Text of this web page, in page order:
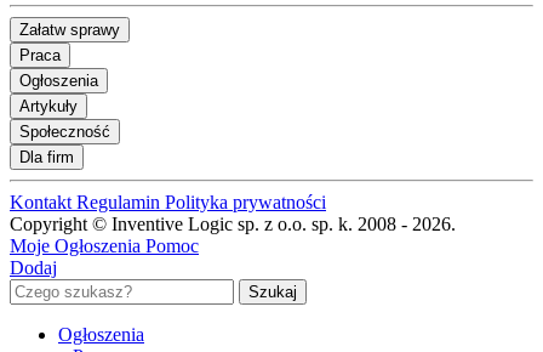
Załatw sprawy
Praca
Ogłoszenia
Artykuły
Społeczność
Dla firm
Kontakt Regulamin Polityka prywatności
Copyright © Inventive Logic sp. z o.o. sp. k. 2008 - 2026.
Moje Ogłoszenia Pomoc
Dodaj
Ogłoszenia